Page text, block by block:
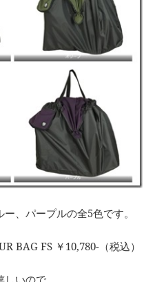
、パープルの全5色です。
BAG FS ￥10,780-（税込）